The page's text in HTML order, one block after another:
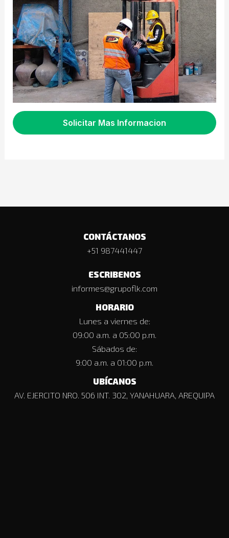
Solicitar Mas Informacion
CONTÁCTANOS
+51 987441447
ESCRIBENOS
informes@grupoflk.com
HORARIO
Lunes a viernes de:
09:00 a.m. a 05:00 p.m.
Sábados de:
9:00 a.m. a 01:00 p.m.
UBÍCANOS
AV. EJERCITO NRO. 506 INT. 302, YANAHUARA, AREQUIPA